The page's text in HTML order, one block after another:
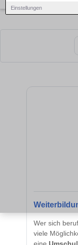
Einstellungen
Wer sich
viele